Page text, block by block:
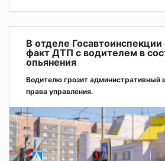
В отделе
факт ДТП с водителем в
опьянения
Водителю грозит административный
права управления.